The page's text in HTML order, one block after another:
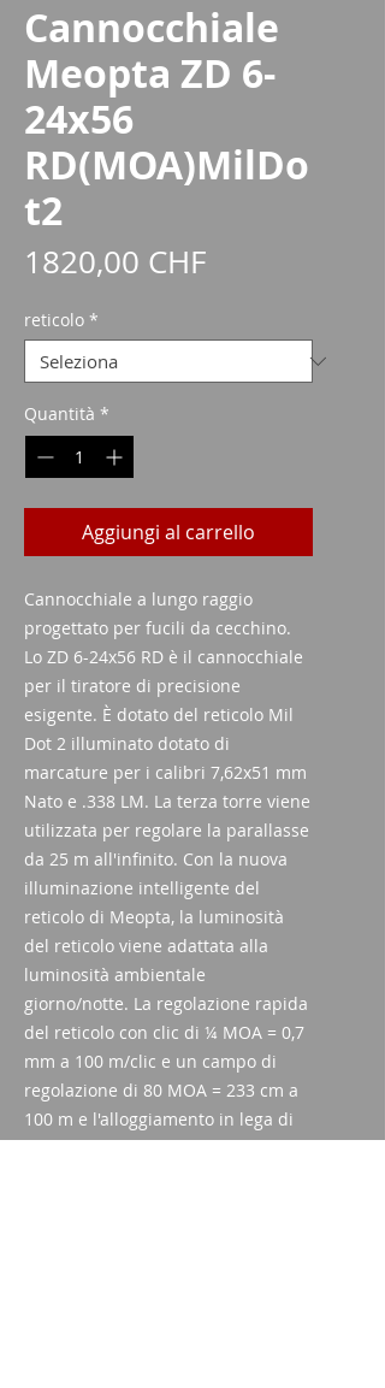
Cannocchiale
Meopta ZD 6-
24x56
RD(MOA)MilDo
t2
1820,00 CHFPrezzo
reticolo *
Quantità *
Aggiungi al carrello
Cannocchiale a lungo raggio
progettato per fucili da cecchino.
Lo ZD 6-24x56 RD è il cannocchiale
per il tiratore di precisione
esigente. È dotato del reticolo Mil
Dot 2 illuminato dotato di
marcature per i calibri 7,62x51 mm
Nato e .338 LM. La terza torre viene
utilizzata per regolare la parallasse
da 25 m all'infinito. Con la nuova
illuminazione intelligente del
reticolo di Meopta, la luminosità
del reticolo viene adattata alla
luminosità ambientale
giorno/notte. La regolazione rapida
del reticolo con clic di ¼ MOA = 0,7
mm a 100 m/clic e un campo di
regolazione di 80 MOA = 233 cm a
100 m e l'alloggiamento in lega di
alluminio ad alta resistenza con un